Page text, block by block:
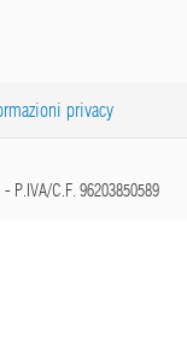
privacy
P.IVA/C.F. 96203850589